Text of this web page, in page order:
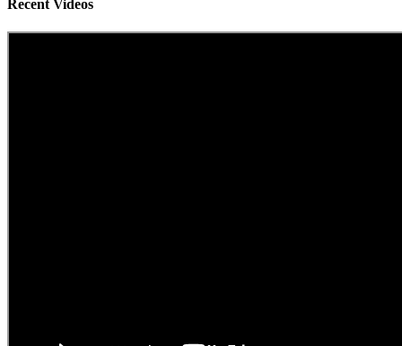
Recent Videos